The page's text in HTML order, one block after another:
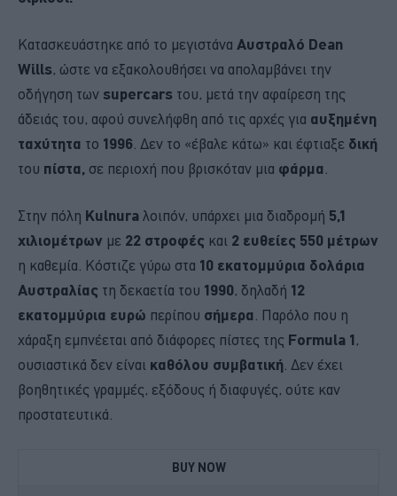
Κατασκευάστηκε από το μεγιστάνα Αυστραλό Dean
Wills, ώστε να εξακολουθήσει να απολαμβάνει την
οδήγηση των supercars του, μετά την αφαίρεση της
άδειάς του, αφού συνελήφθη από τις αρχές για αυξημένη
ταχύτητα το 1996 . Δεν το «έβαλε κάτω» και έφτιαξε δική
του πίστα, σε περιοχή που βρισκόταν μια φάρμα
Στην πόλη Kulnura λοιπόν, υπάρχει μια διαδρομή 5,1
χιλιομέτρων με 22 στροφές και 2 ευθείες 550 μέτρων
η καθεμία. Κόστιζε γύρω στα 10 εκατομμύρια δολάρια
Αυστραλίας τη δεκαετία του 1990, δηλαδή 12
εκατομμύρια ευρώ περίπου σήμερα . Παρόλο που η
χάραξη εμπνέεται από διάφορες πίστες της Formula 1,
ουσιαστικά δεν είναι καθόλου συμβατική . Δεν έχει
βοηθητικές γραμμές, εξόδους ή διαφυγές, ούτε καν
προστατευτικά.
BUY NOW